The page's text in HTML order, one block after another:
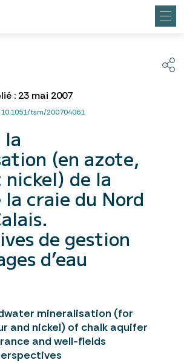
: 23 mai 2007
tsm/200704061
la
(en azote,
de la
la craie du Nord
de gestion
d’eau
mineralisation (for
and nickel) of chalk aquifer
and well-fields